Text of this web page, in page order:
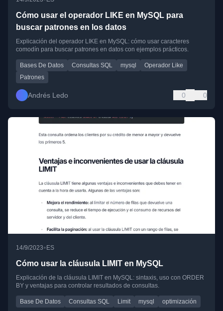
Cómo usar el operador LIKE en MySQL para
buscar patrones en los datos
Explicación del operador LIKE en MySQL: cómo usar caracteres
comodín para buscar patrones en datos con ejemplos prácticos.
Bases De Datos Consultas SQL mysql
Operador Like
Patrones
Andrés Ledo 0 0
14/9/2023• ES
Cómo usar la cláusula LIMIT en MySQL
Explicación de la cláusula LIMIT en MySQL: sintaxis, uso con ORDER
BY y ventajas para controlar resultados de consultas.
Base De Datos Consultas SQL Limit mysql optimización